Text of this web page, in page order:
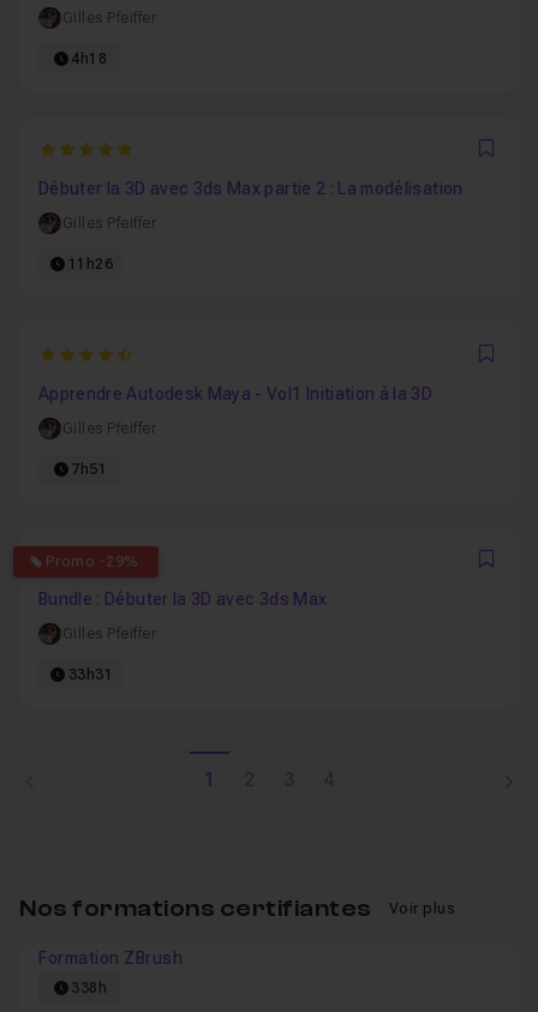
Gilles Pfeiffer
4h18
5
Débuter la 3D avec 3ds Max partie 2 : La modélisation
Gilles Pfeiffer
11h26
4.9411764705882
Apprendre Autodesk Maya - Vol1 Initiation à la 3D
Gilles Pfeiffer
7h51
Promo -29%
4.7619047619048
Bundle : Débuter la 3D avec 3ds Max
Gilles Pfeiffer
33h31
1
Nos formations certifiantes Voir plus
Formation ZBrush
338h